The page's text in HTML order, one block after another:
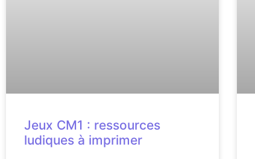
Jeux CM1 : ressources
ludiques à imprimer